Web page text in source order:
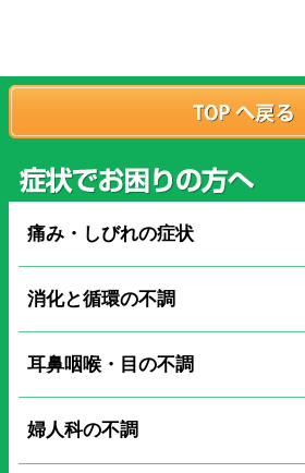
痛み・しびれの症状
消化と循環の不調
耳鼻咽喉・目の不調
婦人科の不調